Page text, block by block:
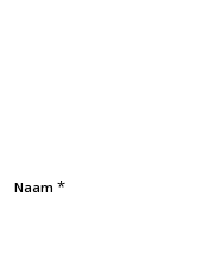
Naam *